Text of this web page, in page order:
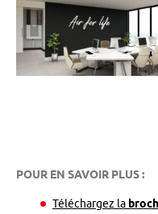
POUR EN SAVOIR PLUS :
Téléchargez la